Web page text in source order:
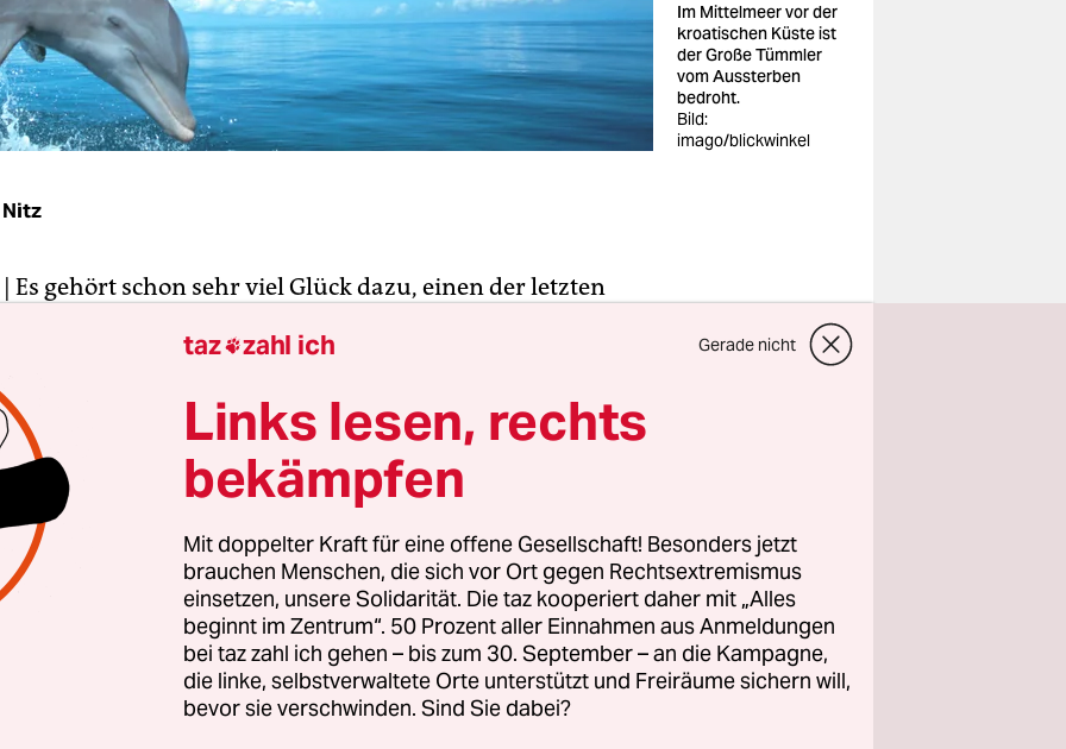
Im Mittelmeer vor der
kroatischen Küste ist
der Große Tümmler
vom Aussterben
bedroht.
Bild:
imago/blickwinkel
| Es gehört schon sehr viel Glück dazu, einen der letzten
Meeressäuger heimisch waren, ist der Bestand heute
einmal 220 Tiere geschrumpft. Nach den
sollte eine überlebensfähige Population mindestens
Delfine besitzen.
Chancen, die Meeressäuger zu sehen, bestehen um die
und Losinj in der Kvarner Bucht. Von 2006 bis 2009 war
Bucht sogar Meeresschutzgebiet. Nach drei Jahren jedoch
des Widerstands der Küstenbewohner nicht weiter
werden. Man befürchtete Einschränkungen beim Bau
taz zahl ich Gerade nicht
Links lesen, rechts
bekämpfen
Mit doppelter Kraft für eine offene Gesellschaft! Besonders jetzt
brauchen Menschen, die sich vor Ort gegen Rechtsextremismus
einsetzen, unsere Solidarität. Die taz kooperiert daher mit „Alles
beginnt im Zentrum“. 50 Prozent aller Einnahmen aus Anmeldungen
bei taz zahl ich gehen – bis zum 30. September – an die Kampagne,
die linke, selbstverwaltete Orte unterstützt und Freiräume sichern will,
bevor sie verschwinden. Sind Sie dabei?